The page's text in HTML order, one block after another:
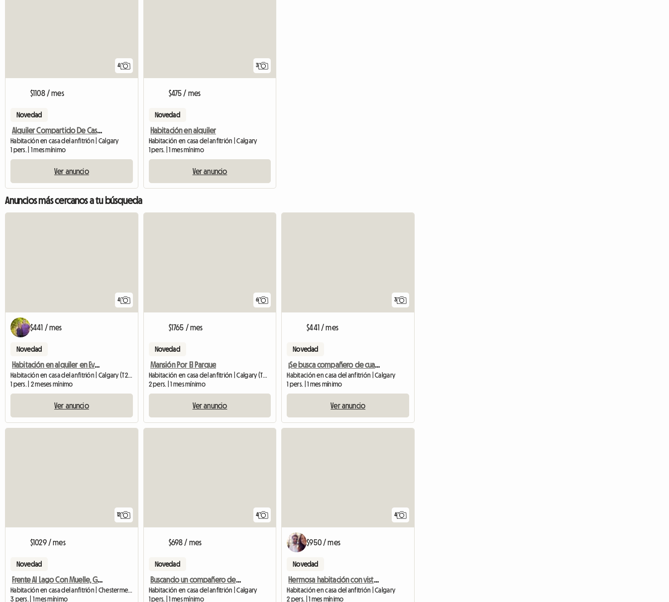
4
$1108 / mes
Novedad
Alquiler Compartido De Casa Adosada Ejecutiva
Habitación en casa del anfitrión | Calgary
1 pers. | 1 mes mínimo
Ver anuncio
3
$475 / mes
Novedad
Habitación en alquiler
Habitación en casa del anfitrión | Calgary
1 pers. | 1 mes mínimo
Ver anuncio
Anuncios más cercanos a tu búsqueda
4
$441 / mes
Novedad
Habitación en alquiler en Evergreen
Habitación en casa del anfitrión | Calgary (T2Y 4X7)
1 pers. | 2 meses mínimo
Ver anuncio
6
$1765 / mes
Novedad
Mansión Por El Parque
2 pers. | 1 mes mínimo
Ver anuncio
3
$441 / mes
Novedad
¡Se busca compañero de cuarto joven!
Habitación en casa del anfitrión | Calgary
1 pers. | 1 mes mínimo
Ver anuncio
12
$1029 / mes
Novedad
Frente Al Lago Con Muelle, Garaje, 5 Baños
Habitación en casa del anfitrión | Chestermere
3 pers. | 1 mes mínimo
4
$698 / mes
Novedad
Buscando un compañero de cuarto tranquilo
Habitación en casa del anfitrión | Calgary
1 pers. | 1 mes mínimo
4
$950 / mes
Novedad
Hermosa habitación con vista al lago
Habitación en casa del anfitrión | Calgary
2 pers. | 1 mes mínimo